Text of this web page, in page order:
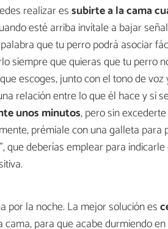
realizar essubirte a la cama
esté arriba invítale a bajar
que tu perro podrá asociar
siempre que quieras que tu perro
escoges, junto con el tono de
relación entre lo que él hace y si
unos minutos, pero sin
prémiale con una galleta para
deberías emplear para
por la noche. La mejor solución es
para que acabe durmiendo